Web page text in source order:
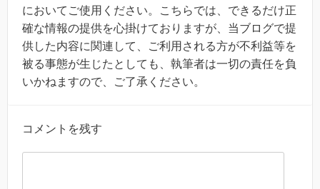
においてご使用ください。こちらでは、できるだけ正
確な情報の提供を心掛けておりますが、当ブログで提
供した内容に関連して、ご利用される方が不利益等を
被る事態が生じたとしても、執筆者は一切の責任を負
いかねますので、ご了承ください。
コメントを残す